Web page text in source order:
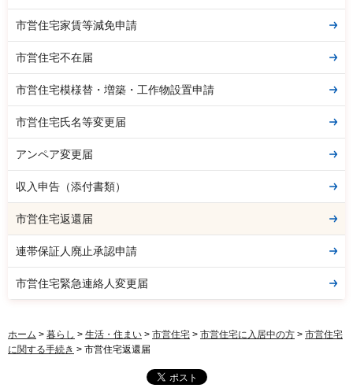
市営住宅家賃等減免申請
市営住宅不在届
市営住宅模様替・増築・工作物設置申請
市営住宅氏名等変更届
アンペア変更届
収入申告（添付書類）
市営住宅返還届
連帯保証人廃止承認申請
市営住宅緊急連絡人変更届
ホーム > 暮らし > 生活・住まい > 市営住宅 > 市営住宅に入居中の方 > 市営住宅
に関する手続き > 市営住宅返還届